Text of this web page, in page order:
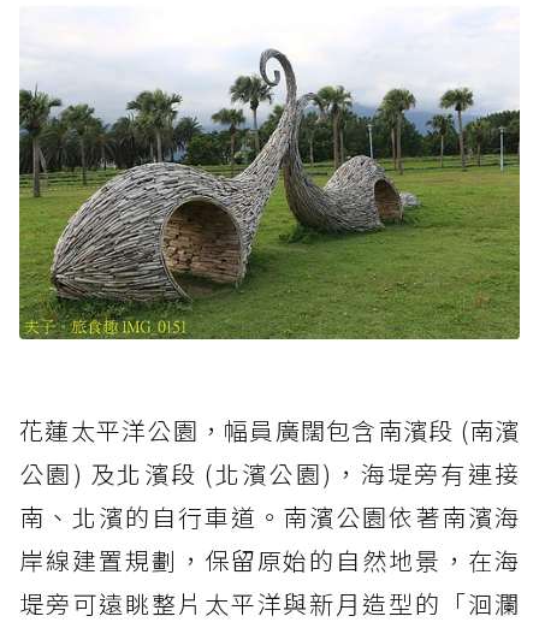
花蓮太平洋公園，幅員廣闊包含南濱段 (南濱
公園) 及北濱段 (北濱公園)，海堤旁有連接
南、北濱的自行車道。南濱公園依著南濱海
岸線建置規劃，保留原始的自然地景，在海
堤旁可遠眺整片太平洋與新月造型的「洄瀾